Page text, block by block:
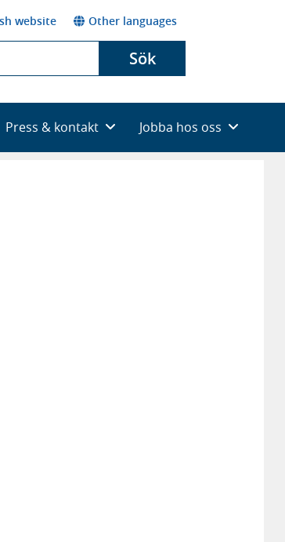
website Other languages
Sök
Press & kontakt Jobba hos oss